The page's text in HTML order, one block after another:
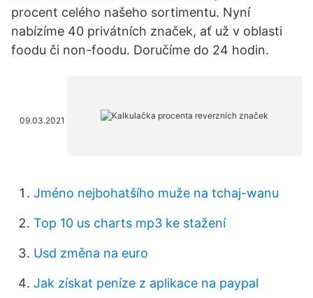
procent celého našeho sortimentu. Nyní
nabízíme 40 privátních značek, ať už v oblasti
foodu či non-foodu. Doručíme do 24 hodin.
09.03.2021
Jméno nejbohatšího muže na tchaj-wanu
Top 10 us charts mp3 ke stažení
Usd změna na euro
Jak získat peníze z aplikace na paypal